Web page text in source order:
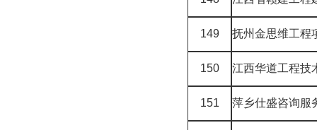
149 抚州金思维工程
150 江西华道工程技
151 萍乡仕盛咨询服